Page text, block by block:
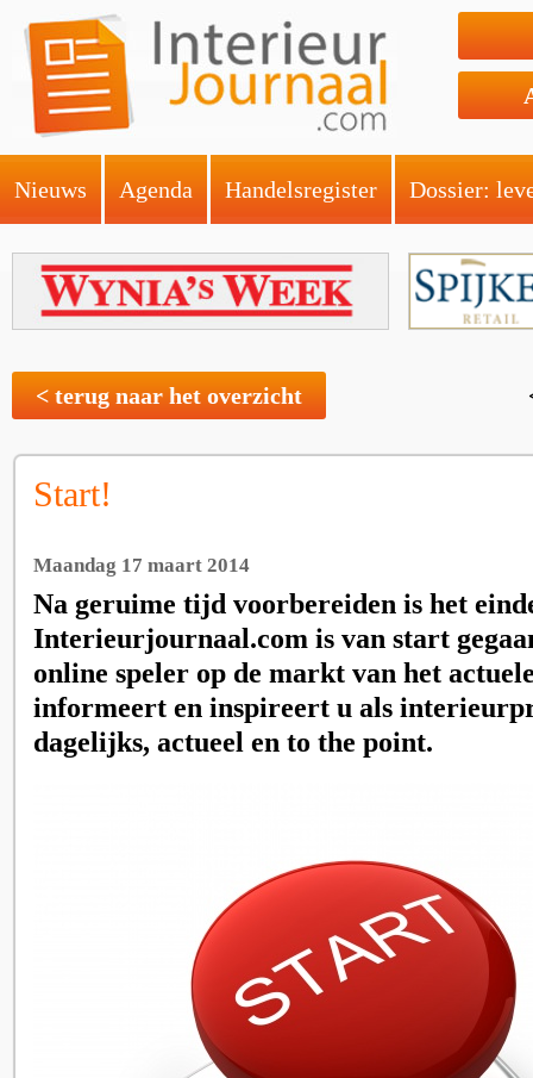
Nieuws Agenda Handelsregister Dossier:
< terug naar het overzicht
Start!
Maandag 17 maart 2014
Na geruime tijd voorbereiden is het
Interieurjournaal.com is van start
online speler op de markt van het
informeert en inspireert u als
dagelijks, actueel en to the point.